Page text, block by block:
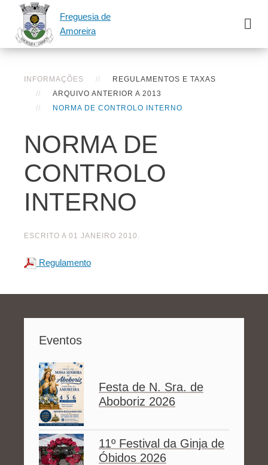
Freguesia de
Amoreira
INFORMAÇÕES
REGULAMENTOS E TAXAS
ARQUIVO ANTERIOR A 2013
NORMA DE CONTROLO INTERNO
NORMA DE
CONTROLO
INTERNO
ESCRITO A 01 JANEIRO 2010 .
Regulamento
Eventos
Festa de N. Sra. de
Aboboriz 2026
11º Festival da Ginja de
Óbidos 2026